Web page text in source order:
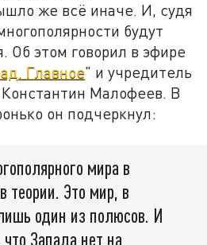
же всё иначе. И, судя
будут
Об этом говорил в эфире
Главное" и учредитель
Константин Малофеев. В
он подчеркнул:
мира в
теории. Это мир, в
один из полюсов. И
Запада нет на